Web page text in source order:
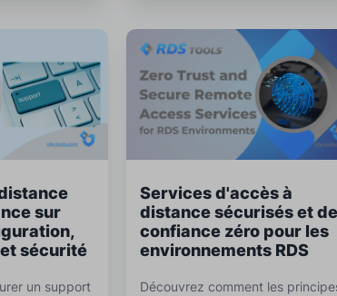
sur
sécurité
un support
Services d'accès à
distance sécurisés et
confiance zéro pour les
environnements RDS
Découvrez comment les